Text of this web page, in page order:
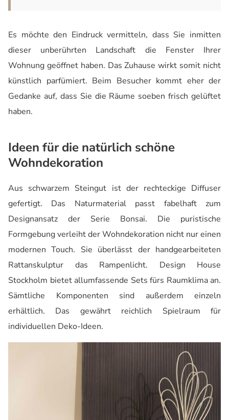
Es möchte den Eindruck vermitteln, dass Sie inmitten
dieser unberührten Landschaft die Fenster Ihrer
Wohnung geöffnet haben. Das Zuhause wirkt somit nicht
künstlich parfümiert. Beim Besucher kommt eher der
Gedanke auf, dass Sie die Räume soeben frisch gelüftet
haben.
Ideen für die natürlich schöne
Wohndekoration
Aus schwarzem Steingut ist der rechteckige Diffuser
gefertigt. Das Naturmaterial passt fabelhaft zum
Designansatz der Serie Bonsai. Die puristische
Formgebung verleiht der Wohndekoration nicht nur einen
modernen Touch. Sie überlässt der handgearbeiteten
Rattanskulptur das Rampenlicht. Design House
Stockholm bietet allumfassende Sets fürs Raumklima an.
Sämtliche Komponenten sind außerdem einzeln
erhältlich. Das gewährt reichlich Spielraum für
individuellen Deko-Ideen.